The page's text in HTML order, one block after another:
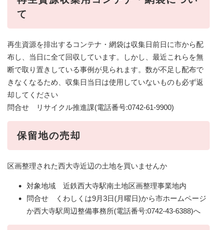
て
再生資源を排出するコンテナ・網袋は収集日前日に市から配
布し、当日に全て回収しています。しかし、最近これらを無
断で取り置きしている事例が見られます。数が不足し配布で
きなくなるため、収集日当日は使用していないものも必ず返
却してください
問合せ リサイクル推進課(電話番号:0742-61-9900)
保留地の売却
区画整理された西大寺近辺の土地を買いませんか
対象地域 近鉄西大寺駅南土地区画整理事業地内
問合せ くわしくは9月3日(月曜日)から市ホームページ
か西大寺駅周辺整備事務所(電話番号:0742-43-6388)へ